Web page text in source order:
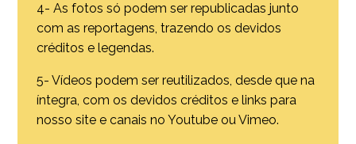
4- As fotos só podem ser republicadas junto
com as reportagens, trazendo os devidos
créditos e legendas.
5- Vídeos podem ser reutilizados, desde que na
íntegra, com os devidos créditos e links para
nosso site e canais no Youtube ou Vimeo.